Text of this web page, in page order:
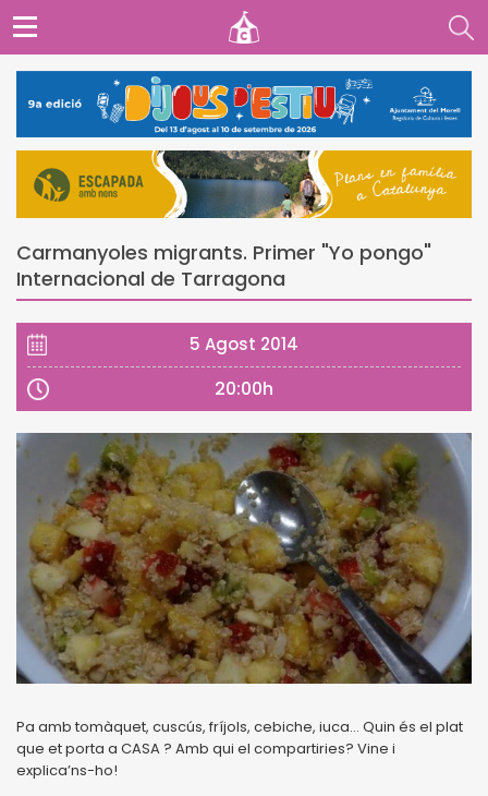
Carmanyoles migrants. Primer "Yo pongo"
Internacional de Tarragona
5 Agost 2014
20:00h
Pa amb tomàquet, cuscús, fríjols, cebiche, iuca… Quin és el plat
que et porta a CASA ? Amb qui el compartiries? Vine i
explica’ns-ho!